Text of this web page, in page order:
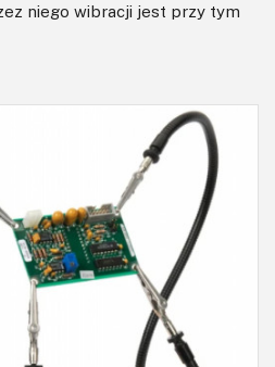
niego wibracji jest przy tym